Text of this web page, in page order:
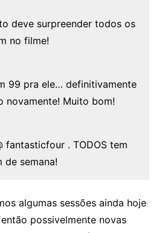
deve surpreender todos os
no filme!
99 pra ele… definitivamente
novamente! Muito bom!
fantasticfour . TODOS tem
semana!
algumas sessões ainda hoje
possivelmente novas